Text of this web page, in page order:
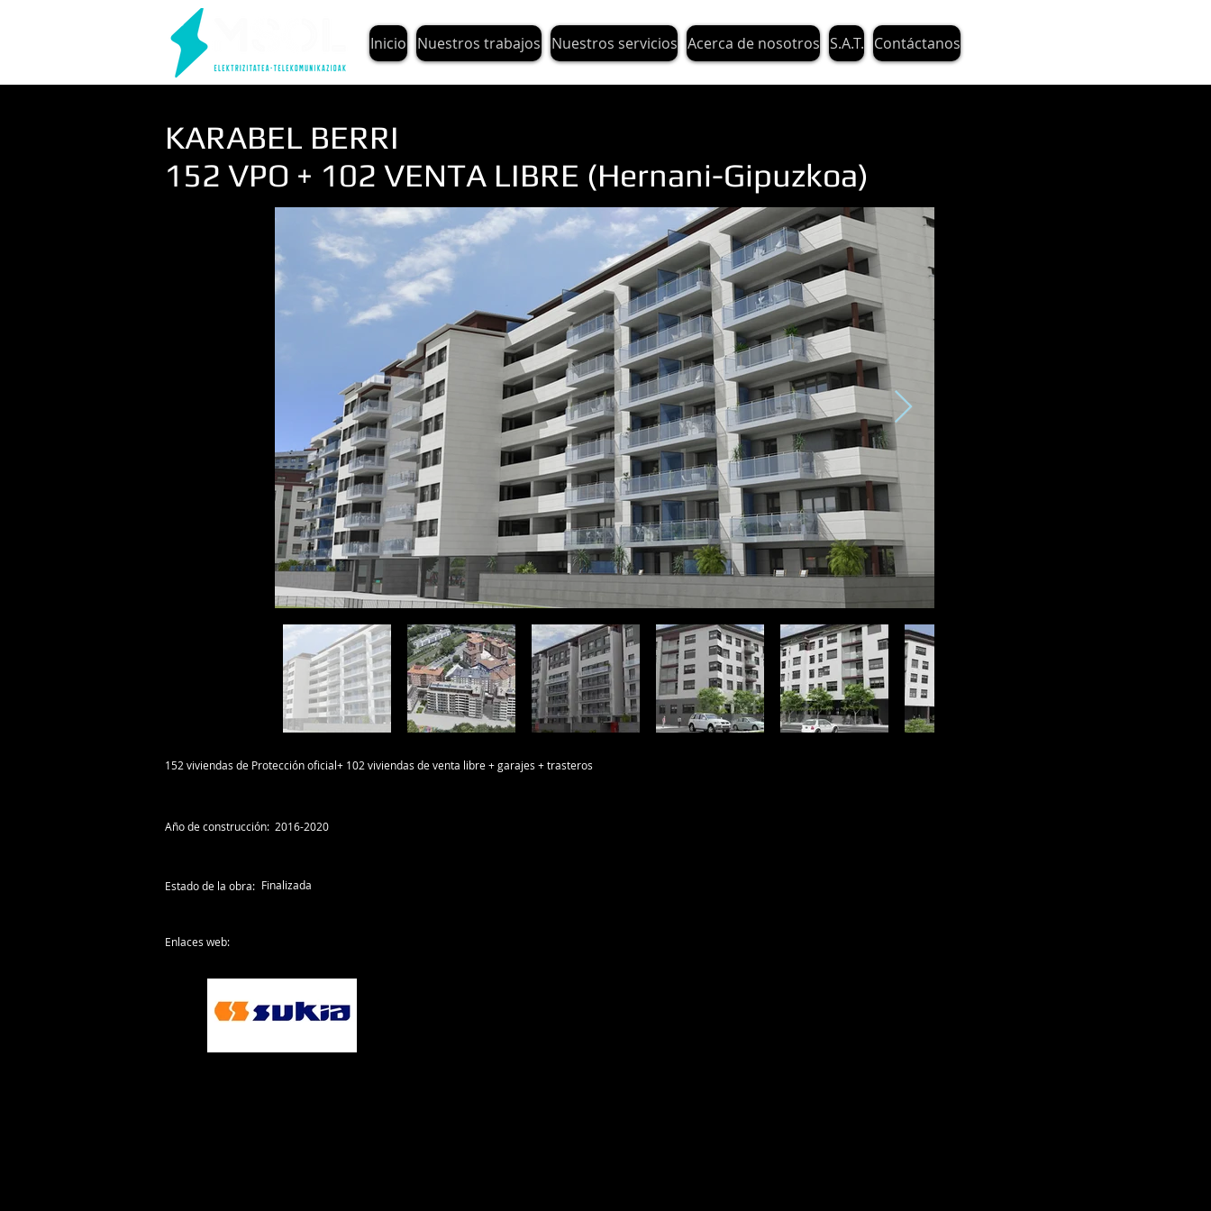
Inicio Nuestros trabajos Nuestros servicios Acerca de nosotros S.A.T. Contáctanos
KARABEL BERRI
152 VPO + 102 VENTA LIBRE (Hernani-Gipuzkoa)
152 viviendas de Protección oficial+ 102 viviendas de venta libre + garajes + trasteros
2016-2020
Año de construcción:
Estado de la obra: Finalizada
Enlaces web: